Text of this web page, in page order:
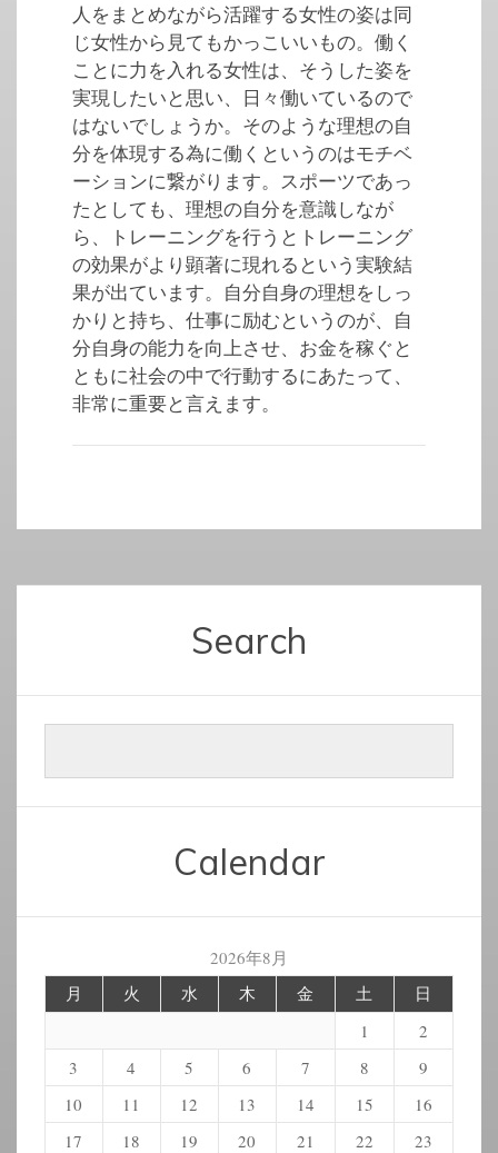
人をまとめながら活躍する女性の姿は同
じ女性から見てもかっこいいもの。働く
ことに力を入れる女性は、そうした姿を
実現したいと思い、日々働いているので
はないでしょうか。そのような理想の自
分を体現する為に働くというのはモチベ
ーションに繋がります。スポーツであっ
たとしても、理想の自分を意識しなが
ら、トレーニングを行うとトレーニング
の効果がより顕著に現れるという実験結
果が出ています。自分自身の理想をしっ
かりと持ち、仕事に励むというのが、自
分自身の能力を向上させ、お金を稼ぐと
ともに社会の中で行動するにあたって、
非常に重要と言えます。
Search
Calendar
2026年8月
月 火 水 木 金 土 日
1
2
3
4 5 6 7 8
9
10
11 12 13 14 15
16
17
18 19 20 21 22
23